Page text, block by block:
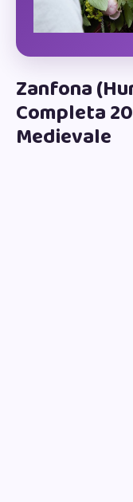
Zanfona
Completa
Medievale